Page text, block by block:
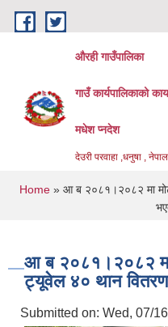
Skip to main content
औरही गाउँपालिका
गाउँ कार्यपालिकाको
मधेश प्नदेश
देउरी परवाहा ,धनुषा , नेपाल
You are here
Home» आ ब २०८१।२०८२ मा
आ ब २०८१।२०८२ मा
ट्यूवेल ४० थान
Submitted on: Wed, 07/